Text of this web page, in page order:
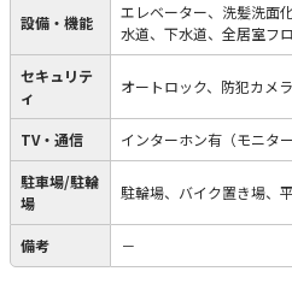
設備・機能
エレベーター、洗髪洗面
水道、下水道、全居室フ
セキュリテ
ィ
オートロック、防犯カメ
TV・通信 インターホン有（モニター
駐車場/駐輪
場
駐輪場、バイク置き場、
備考 －